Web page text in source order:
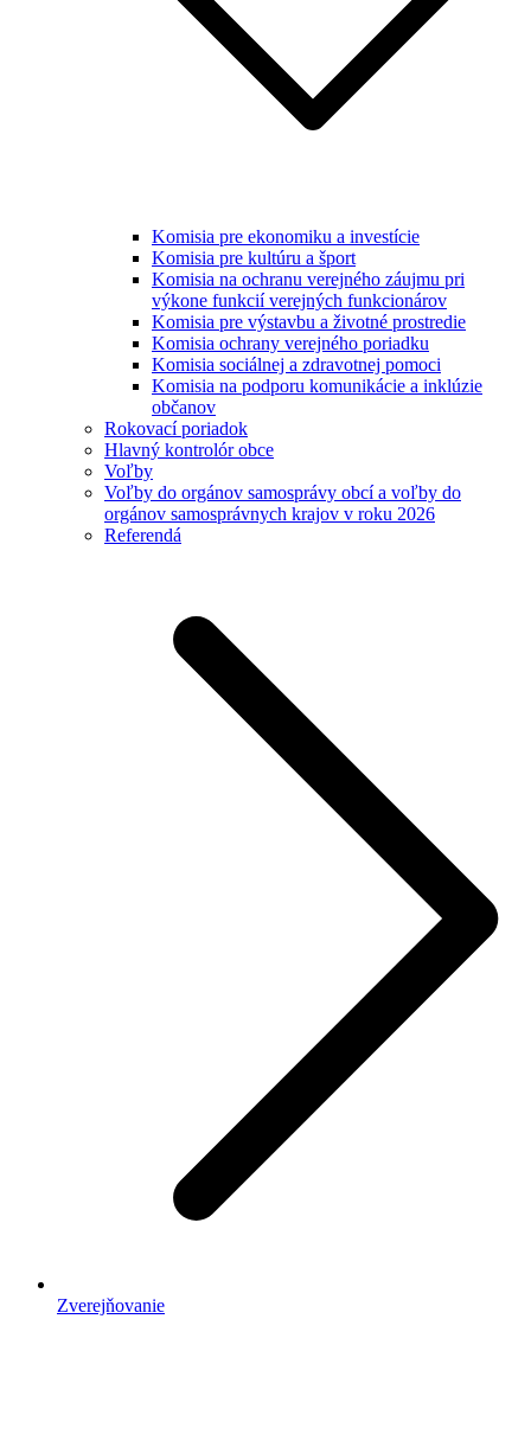
Komisia pre ekonomiku a investície
Komisia pre kultúru a šport
Komisia na ochranu verejného záujmu pri
výkone funkcií verejných funkcionárov
Komisia pre výstavbu a životné prostredie
Komisia ochrany verejného poriadku
Komisia sociálnej a zdravotnej pomoci
Komisia na podporu komunikácie a inklúzie
občanov
Rokovací poriadok
Hlavný kontrolór obce
Voľby
Voľby do orgánov samosprávy obcí a voľby do
orgánov samosprávnych krajov v roku 2026
Referendá
Zverejňovanie